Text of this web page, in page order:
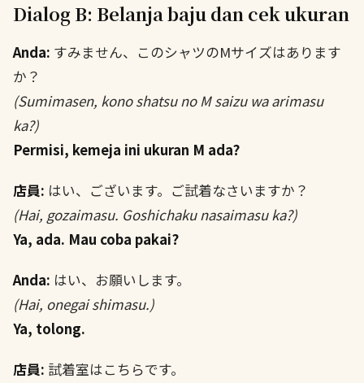
Dialog B: Belanja baju dan cek ukuran
Anda: すみません、このシャツのMサイズはあります
か？
(Sumimasen, kono shatsu no M saizu wa arimasu
ka?)
Permisi, kemeja ini ukuran M ada?
店員: はい、ございます。ご試着なさいますか？
(Hai, gozaimasu. Goshichaku nasaimasu ka?)
Ya, ada. Mau coba pakai?
Anda: はい、お願いします。
(Hai, onegai shimasu.)
Ya, tolong.
店員: 試着室はこちらです。